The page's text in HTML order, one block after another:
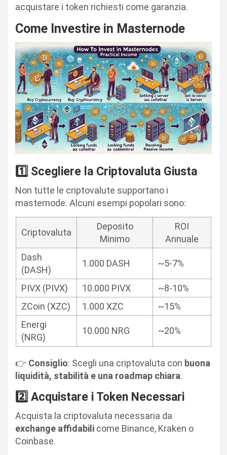
acquistare i token richiesti come garanzia.
Come Investire in Masternode
1️⃣ Scegliere la Criptovaluta Giusta
Non tutte le criptovalute supportano i
masternode. Alcuni esempi popolari sono:
Criptovaluta
Deposito
Minimo
ROI
Annuale
Dash
(DASH)
1.000 DASH ~5-7%
PIVX (PIVX) 10.000 PIVX
~8-10%
ZCoin (XZC)
1.000 XZC
~15%
Energi
(NRG)
10.000 NRG ~20%
👉 Consiglio: Scegli una criptovaluta con buona
liquidità, stabilità e una roadmap chiara.
2️⃣ Acquistare i Token Necessari
Acquista la criptovaluta necessaria da
exchange affidabili come Binance, Kraken o
Coinbase.